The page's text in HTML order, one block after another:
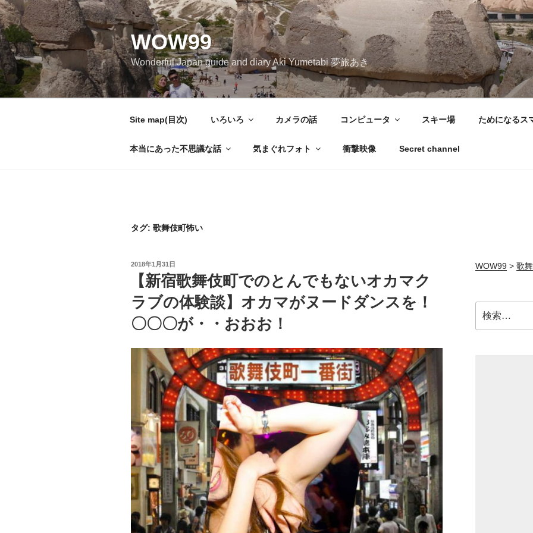
コ
ン
テ
ン
ツ
へ
ス
WOW99
Wonderful Japan guide and diary Aki Yumetabi 夢旅あき
Site map(目次) いろいろ カメラの話 コンピュータ スキー場 ためになるス
本当にあった不思議な話 気まぐれフォト 衝撃映像 Secret channel
タグ: 歌舞伎町怖い
投
2018年1月31日
【新宿歌舞伎町でのとんでもないオカマク
ラブの体験談】オカマがヌードダンスを！
〇〇〇が・・おおお！
WOW99> 歌
索: